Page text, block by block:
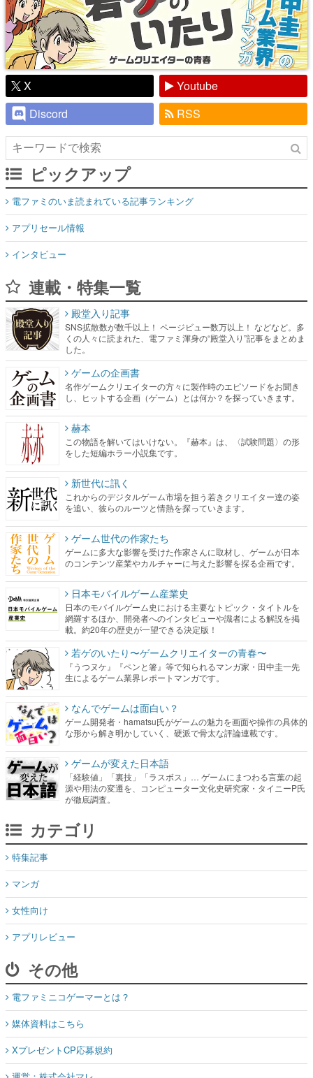
X
Youtube
Discord
RSS
ピックアップ
電ファミのいま読まれている記事ランキング
アプリセール情報
インタビュー
連載・特集一覧
殿堂入り記事
SNS拡散数が数千以上！ ページビュー数万以上！ などなど。多
くの人々に読まれた、電ファミ渾身の“殿堂入り”記事をまとめま
した。
ゲームの企画書
名作ゲームクリエイターの方々に製作時のエピソードをお聞き
し、ヒットする企画（ゲーム）とは何か？を探っていきます。
赫本
この物語を解いてはいけない。『赫本』は、〈試験問題〉の形
をした短編ホラー小説集です。
新世代に訊く
これからのデジタルゲーム市場を担う若きクリエイター達の姿
を追い、彼らのルーツと情熱を探っていきます。
ゲーム世代の作家たち
ゲームに多大な影響を受けた作家さんに取材し、ゲームが日本
のコンテンツ産業やカルチャーに与えた影響を探る企画です。
日本モバイルゲーム産業史
日本のモバイルゲーム史における主要なトピック・タイトルを
網羅するほか、開発者へのインタビューや識者による解説を掲
載。約20年の歴史が一望できる決定版！
若ゲのいたり〜ゲームクリエイターの青春〜
『うつヌケ』『ペンと箸』等で知られるマンガ家・田中圭一先
生によるゲーム業界レポートマンガです。
なんでゲームは面白い？
ゲーム開発者・hamatsu氏がゲームの魅力を画面や操作の具体的
な形から解き明かしていく、硬派で骨太な評論連載です。
ゲームが変えた日本語
「経験値」「裏技」「ラスボス」… ゲームにまつわる言葉の起
源や用法の変遷を、コンピューター文化史研究家・タイニーP氏
が徹底調査。
カテゴリ
特集記事
マンガ
女性向け
アプリレビュー
その他
電ファミニコゲーマーとは？
媒体資料はこちら
XプレゼントCP応募規約